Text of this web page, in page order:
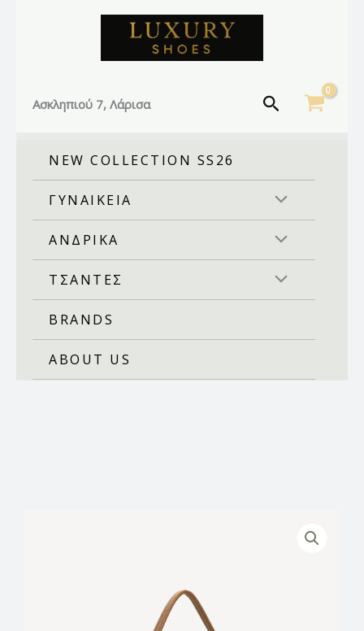
Ασκληπιού 7, Λάρισα Αναζήτηση
NEW COLLECTION SS26
ΓΥΝΑΙΚΕΙΑ
ΑΝΔΡΙΚΑ
ΤΣΑΝΤΕΣ
BRANDS
ABOUT US